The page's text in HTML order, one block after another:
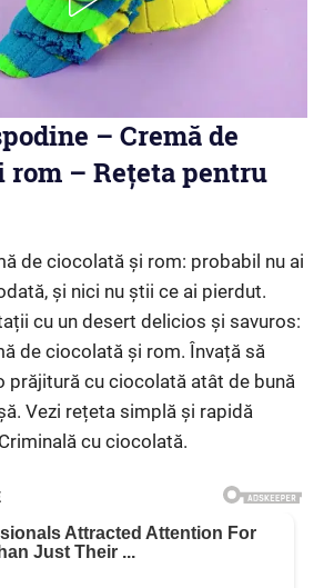
– Cremă de
rom – Rețeta pentru
de ciocolată și rom: probabil nu ai
și nici nu știi ce ai pierdut.
cu un desert delicios și savuros:
de ciocolată și rom. Învață să
prăjitură cu ciocolată atât de bună
Vezi rețeta simplă și rapidă
cu ciocolată.